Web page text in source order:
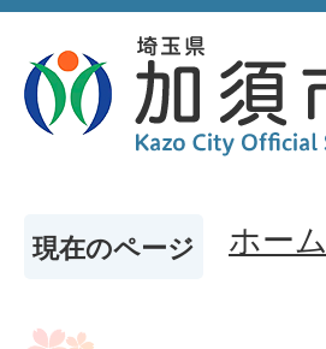
現在のページ ホーム